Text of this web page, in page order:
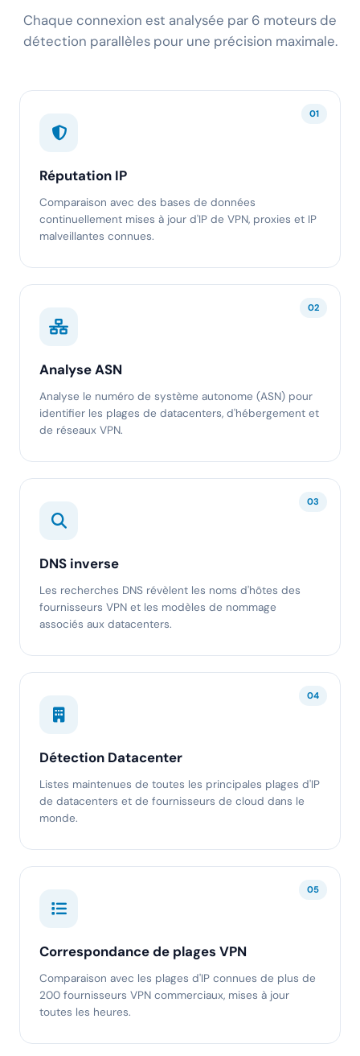
Chaque connexion est analysée par 6 moteurs de
détection parallèles pour une précision maximale.
01
Réputation IP
Comparaison avec des bases de données
continuellement mises à jour d'IP de VPN, proxies et IP
malveillantes connues.
02
Analyse ASN
Analyse le numéro de système autonome (ASN) pour
identifier les plages de datacenters, d'hébergement et
de réseaux VPN.
03
DNS inverse
Les recherches DNS révèlent les noms d'hôtes des
fournisseurs VPN et les modèles de nommage
associés aux datacenters.
04
Détection Datacenter
Listes maintenues de toutes les principales plages d'IP
de datacenters et de fournisseurs de cloud dans le
monde.
05
Correspondance de plages VPN
Comparaison avec les plages d'IP connues de plus de
200 fournisseurs VPN commerciaux, mises à jour
toutes les heures.